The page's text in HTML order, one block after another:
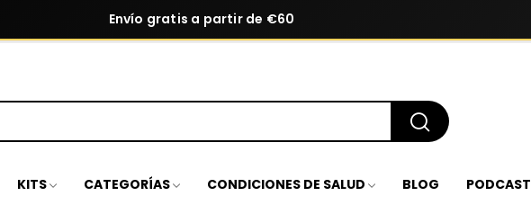
Envío gratis a partir de €60
KITS CATEGORÍAS CONDICIONES DE SALUD BLOG PODCAST